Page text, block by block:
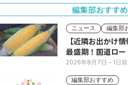
編集部おすす
ニュース 編集部
【近隣お出かけ
最盛期！国道ロ
い列
2026年8月7日 - 1日前
編集部おすすめ